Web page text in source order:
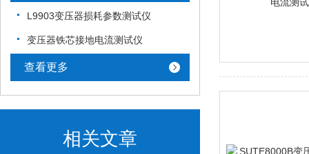
L9903变压器损耗参数测试仪
变压器铁芯接地电流测试仪
查看更多
相关文章